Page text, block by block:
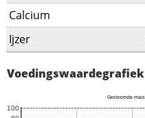
Calcium
Ijzer
Voedingswaardegrafiek